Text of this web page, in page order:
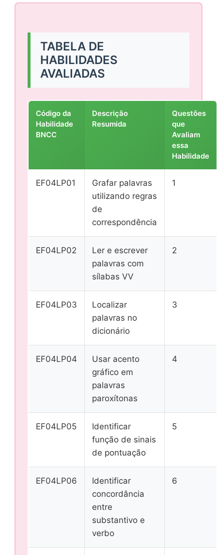
TABELA DE
HABILIDADES
AVALIADAS
Código da
Habilidade
BNCC
Descrição
Resumida
Questões
que
Avaliam
essa
Habilidade
EF04LP01
Grafar palavras
utilizando regras
de
correspondência
1
EF04LP02
Ler e escrever
palavras com
sílabas VV
2
EF04LP03
Localizar
palavras no
dicionário
3
EF04LP04
Usar acento
gráfico em
palavras
paroxítonas
4
EF04LP05
Identificar
função de sinais
de pontuação
5
EF04LP06
Identificar
concordância
entre
substantivo e
verbo
6